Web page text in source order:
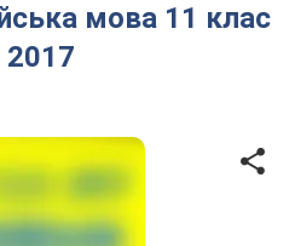
мова 11 клас